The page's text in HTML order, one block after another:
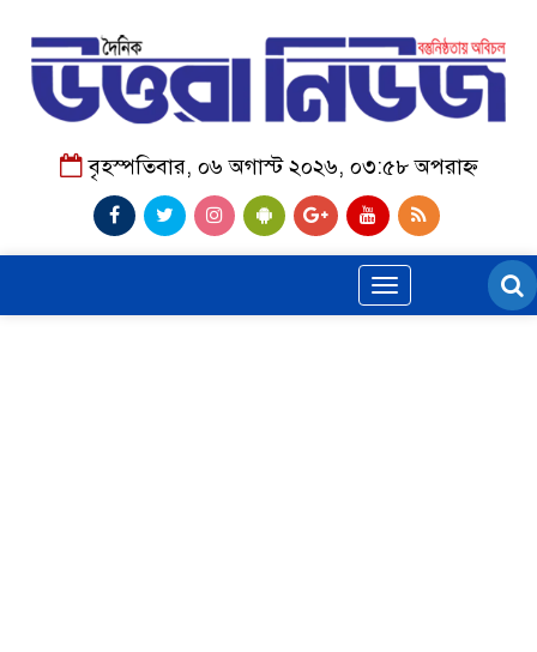
বৃহস্পতিবার, ০৬ অগাস্ট ২০২৬, ০৩:৫৮ অপরাহ্ন
Toggle
navigation